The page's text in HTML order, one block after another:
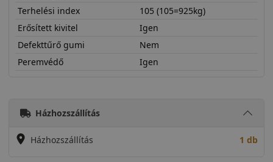
Terhelési index
105 (105=925kg)
Erősített kivitel
Igen
Defekttűrő gumi
Nem
Peremvédő
Igen
Házhozszállítás
Házhozszállítás 1 db